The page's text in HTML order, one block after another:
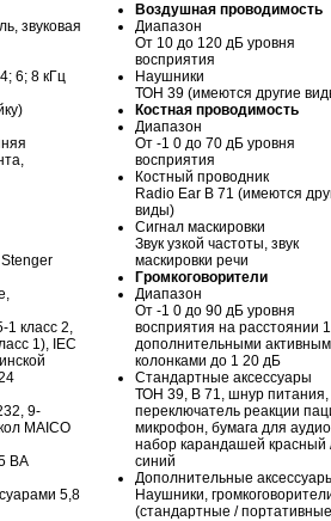
звуковая
6; 8 кГц
1 класс 2,
1), IEC
9-
MAICO
ВА
5,8
Воздушная проводимость
Диапазон
От 10 до 120 дБ уровня
восприятия
Наушники
ТОН 39 (имеются другие
Костная проводимость
Диапазон
От -1 0 до 70 дБ уровня
восприятия
Костный проводник
Radio Ear В 71 (имеются
виды)
Сигнал маскировки
Звук узкой частоты, звук
маскировки речи
Громкоговорители
Диапазон
От -1 0 до 90 дБ уровня
восприятия на расстоянии
дополнительными
колонками до 1 20 дБ
Стандартные аксессуары
ТОН 39, В 71, шнур питания,
переключатель реакции
микрофон, бумага для
набор карандашей красный
синий
Дополнительные
Наушники,
(стандартные /